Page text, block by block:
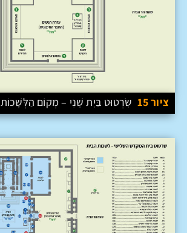
ציור 15 שִׂרְטוּט בַּיִת שֵׁנִי – מְקוֹם הַלְּשָׁכוֹת